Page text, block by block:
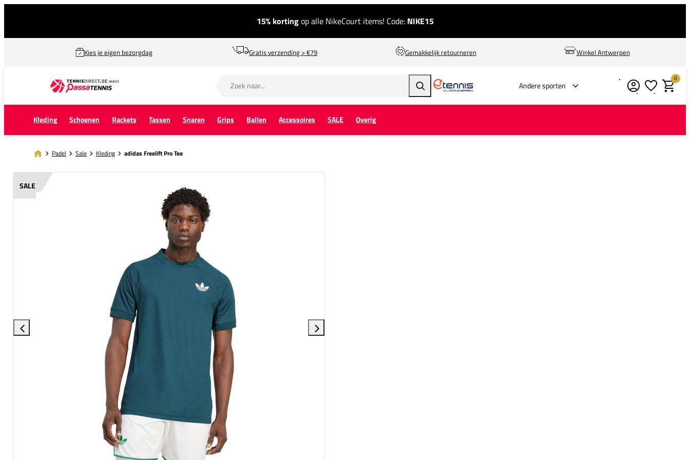
15% kortingop alle NikeCourt items! Code: NIKE15
Kies je eigen bezorgdag Gratis verzending > €79 Gemakkelijk retourneren Winkel Antwerpen
Zoeken Andere sporten Verlanglijstje
0
Kleding Schoenen Rackets Tassen Snaren Grips Ballen Accessoires SALE Overig
Padel Sale Kleding adidas Freelift Pro Tee
SALE